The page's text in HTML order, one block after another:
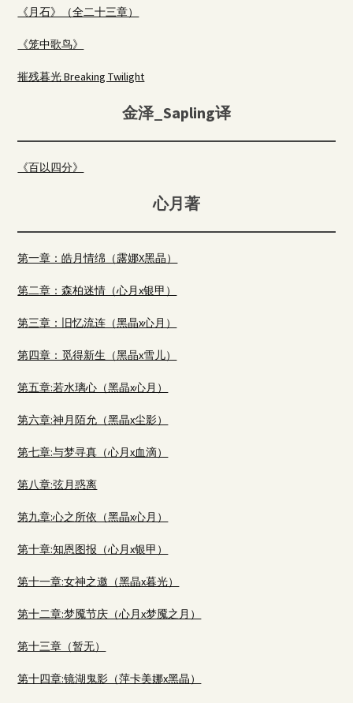
《月石》（全二十三章）
《笼中歌鸟》
摧残暮光 Breaking Twilight
金泽_Sapling译
《百以四分》
心月著
第一章：皓月情绵（露娜X黑晶）
第二章：森柏迷情（心月x银甲）
第三章：旧忆流连（黑晶x心月）
第四章：觅得新生（黑晶x雪儿）
第五章:若水璃心（黑晶x心月）
第六章:神月陌允（黑晶x尘影）
第七章:与梦寻真（心月x血滴）
第八章:弦月惑离
第九章:心之所依（黑晶x心月）
第十章:知恩图报（心月x银甲）
第十一章:女神之邀（黑晶x暮光）
第十二章:梦魇节庆（心月x梦魇之月）
第十三章（暂无）
第十四章:镜湖鬼影（萍卡美娜x黑晶）